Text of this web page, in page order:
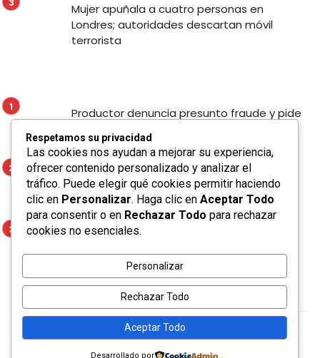
Mujer apuñala a cuatro personas en
Londres; autoridades descartan móvil
terrorista
Productor denuncia presunto fraude y pide
responsable en San Luis Potosí
Enrique Galindo fortalece la seguridad y la
movilidad con Alumbrado Táctico en el
Corredor Lomas
Mujer apuñala a cuatro personas en
Londres; autoridades descartan móvil
Ceris © 2020. Made with bybkninja
Respetamos su privacidad
Las cookies nos ayudan a mejorar su experiencia,
ofrecer contenido personalizado y analizar el
tráfico. Puede elegir qué cookies permitir haciendo
clic en Personalizar. Haga clic en Aceptar Todo
para consentir o en Rechazar Todo para rechazar
cookies no esenciales.
Personalizar
Rechazar Todo
Aceptar Todo
Desarrollado por